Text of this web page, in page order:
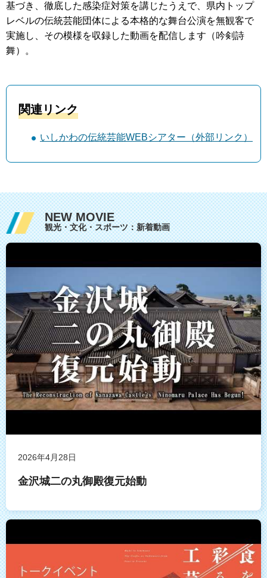
基づき、徹底した感染症対策を講じたうえで、県内トップ
レベルの伝統芸能団体による本格的な舞台公演を無観客で
実施し、その模様を収録した動画を配信します（吟剣詩
舞）。
関連リンク
いしかわの伝統芸能WEBシアター（外部リンク）
NEW MOVIE
観光・文化・スポーツ：新着動画
2026年4月28日
金沢城二の丸御殿復元始動